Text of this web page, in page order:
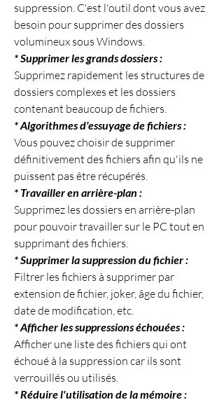
suppression. C'est l'outil dont vous avez
besoin pour supprimer des dossiers
volumineux sous Windows.
* Supprimer les grands dossiers :
Supprimez rapidement les structures de
dossiers complexes et les dossiers
contenant beaucoup de fichiers.
* Algorithmes d'essuyage de fichiers :
Vous pouvez choisir de supprimer
définitivement des fichiers afin qu'ils ne
puissent pas être récupérés.
* Travailler en arrière-plan :
Supprimez les dossiers en arrière-plan
pour pouvoir travailler sur le PC tout en
supprimant des fichiers.
* Supprimer la suppression du fichier :
Filtrer les fichiers à supprimer par
extension de fichier, joker, âge du fichier,
date de modification, etc.
* Afficher les suppressions échouées :
Afficher une liste des fichiers qui ont
échoué à la suppression car ils sont
verrouillés ou utilisés.
* Réduire l'utilisation de la mémoire :